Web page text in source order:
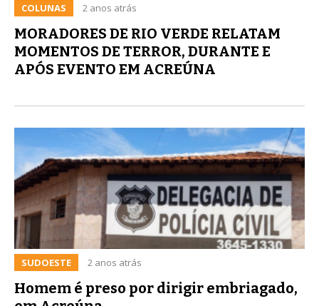
COLUNAS 2 anos atrás
MORADORES DE RIO VERDE RELATAM
MOMENTOS DE TERROR, DURANTE E
APÓS EVENTO EM ACREÚNA
SUDOESTE 2 anos atrás
Homem é preso por dirigir embriagado,